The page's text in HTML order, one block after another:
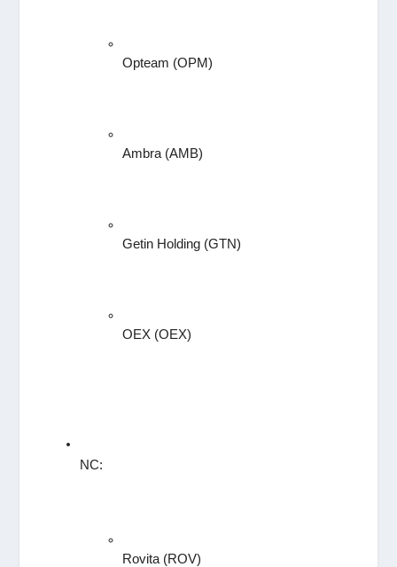
Opteam (OPM)
Ambra (AMB)
Getin Holding (GTN)
OEX (OEX)
NC:
Rovita (ROV)